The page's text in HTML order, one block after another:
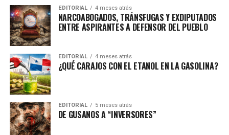
EDITORIAL 4 meses atrás
NARCOABOGADOS, TRÁNSFUGAS Y EXDIPUTADOS
ENTRE ASPIRANTES A DEFENSOR DEL PUEBLO
EDITORIAL 4 meses atrás
¿QUÉ CARAJOS CON EL ETANOL EN LA GASOLINA?
EDITORIAL 5 meses atrás
DE GUSANOS A “INVERSORES”